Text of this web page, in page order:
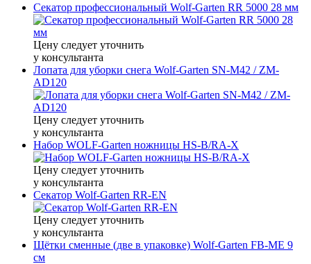
Секатор профессиональный Wolf-Garten RR 5000 28 мм
Цену следует уточнить
у консультанта
Лопата для уборки снега Wolf-Garten SN-M42 / ZM-
AD120
Цену следует уточнить
у консультанта
Набор WOLF-Garten ножницы HS-B/RA-X
Цену следует уточнить
у консультанта
Секатор Wolf-Garten RR-EN
Цену следует уточнить
у консультанта
Щётки сменные (две в упаковке) Wolf-Garten FB-ME 9
см